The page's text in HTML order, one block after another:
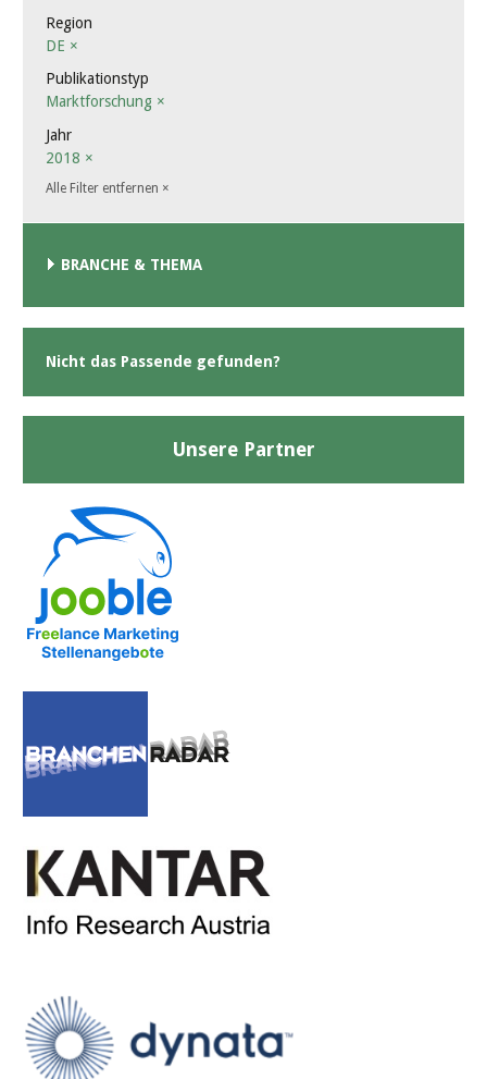
Region
DE ×
Publikationstyp
Marktforschung ×
Jahr
2018 ×
Alle Filter entfernen ×
BRANCHE & THEMA
Nicht das Passende gefunden?
Unsere Partner